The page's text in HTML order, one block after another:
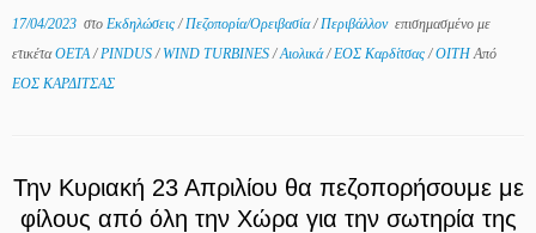
17/04/2023 στο Εκδηλώσεις/Πεζοπορία/Ορειβασία/Περιβάλλον επισημασμένο με
ετικέταOETA/PINDUS/ WIND TURBINES/Αιολικά/ΕΟΣ Καρδίτσας/ΟΙΤΗΑπό
ΕΟΣ ΚΑΡΔΙΤΣΑΣ
Την Κυριακή 23 Απριλίου θα πεζοπορήσουμε με
φίλους από όλη την Χώρα για την σωτηρία της